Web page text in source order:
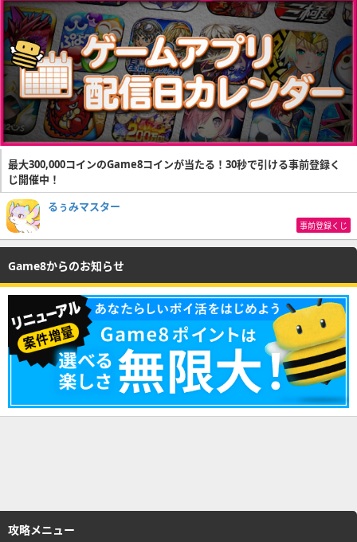
最大300,000コインのGame8コインが当たる！30秒で引ける事前登録く
じ開催中！
るぅみマスター
事前登録くじ
Game8からのお知らせ
攻略メニュー